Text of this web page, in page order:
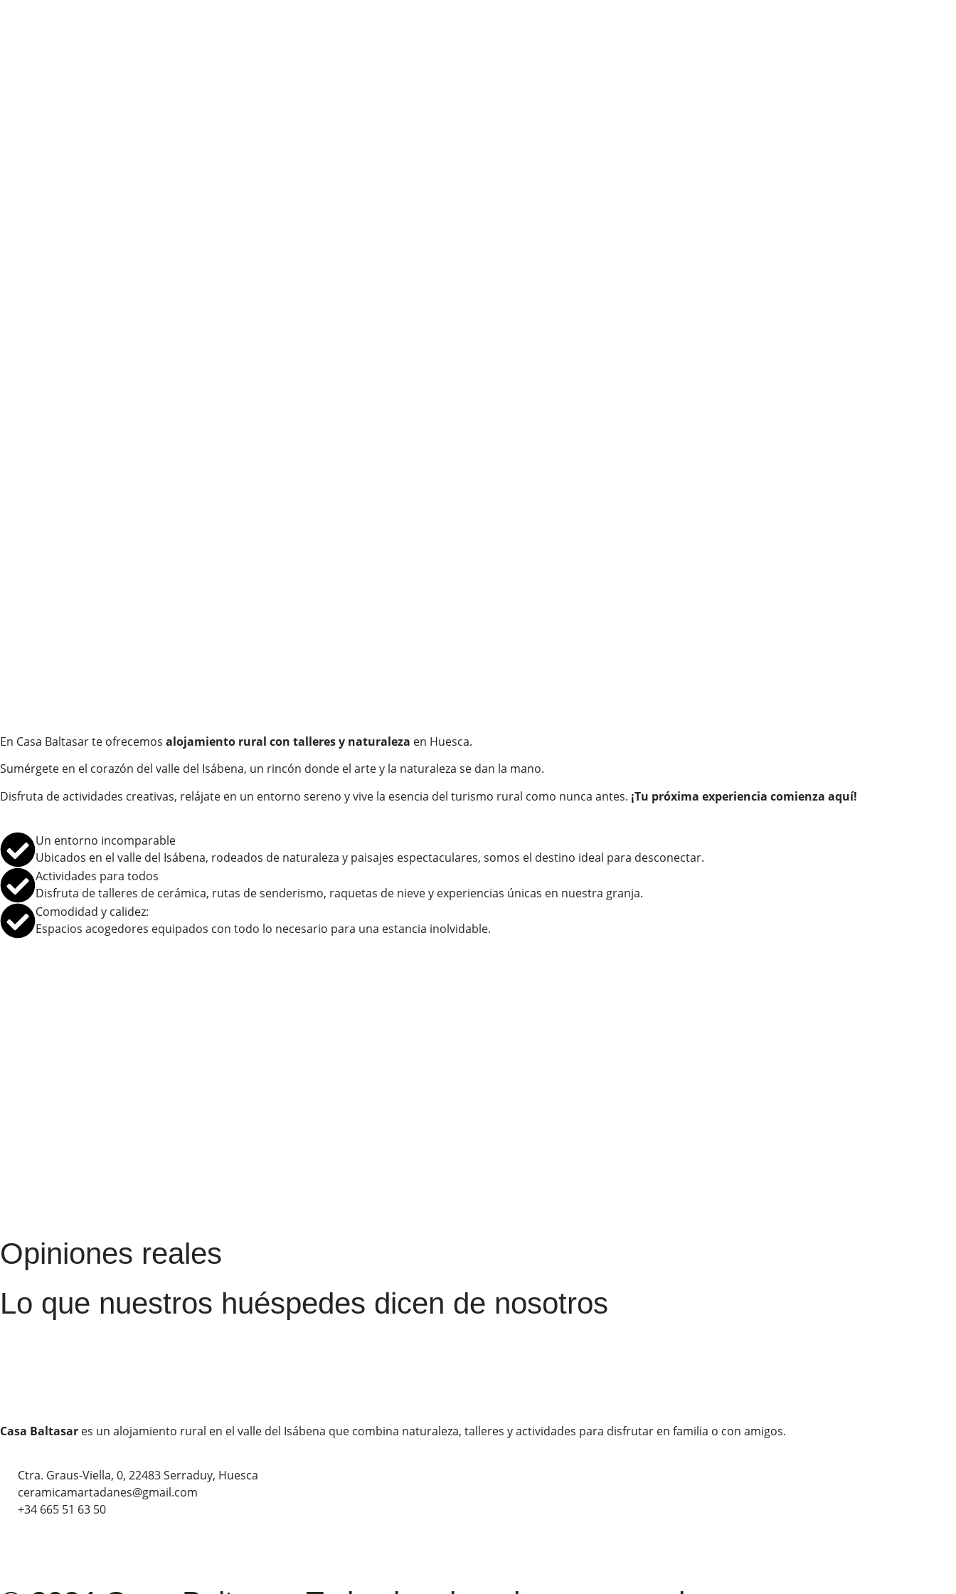
En Casa Baltasar te ofrecemos alojamiento rural con talleres y naturaleza en Huesca.
Sumérgete en el corazón del valle del Isábena, un rincón donde el arte y la naturaleza se dan la mano.
Disfruta de actividades creativas, relájate en un entorno sereno y vive la esencia del turismo rural como nunca antes. ¡Tu próxima experiencia comienza aquí!
Un entorno incomparable
Ubicados en el valle del Isábena, rodeados de naturaleza y paisajes espectaculares, somos el destino ideal para desconectar.
Actividades para todos
Disfruta de talleres de cerámica, rutas de senderismo, raquetas de nieve y experiencias únicas en nuestra granja.
Comodidad y calidez:
Espacios acogedores equipados con todo lo necesario para una estancia inolvidable.
Opiniones reales
Lo que nuestros huéspedes dicen de nosotros
Casa Baltasar es un alojamiento rural en el valle del Isábena que combina naturaleza, talleres y actividades para disfrutar en familia o con amigos.
Ctra. Graus-Viella, 0, 22483 Serraduy, Huesca
ceramicamartadanes@gmail.com
+34 665 51 63 50